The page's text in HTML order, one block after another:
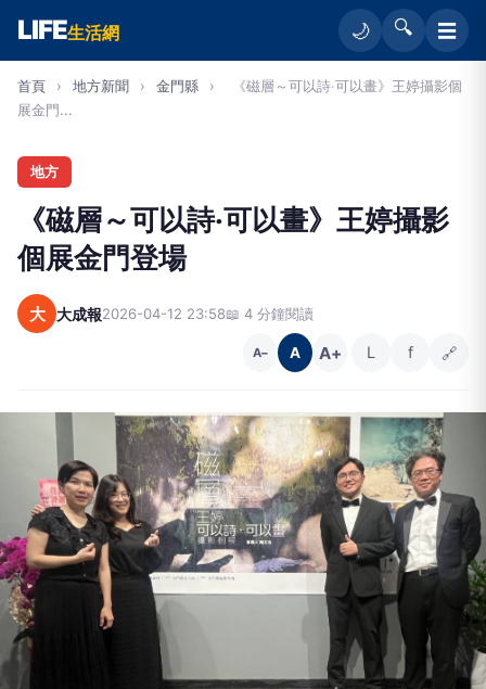
LIFE生活網 🌙 🔍 ☰
首頁 › 地方新聞 › 金門縣 ›
《磁層～可以詩‧可以畫》王婷攝影個
展金門...
地方
《磁層～可以詩‧可以畫》王婷攝影
個展金門登場
大 大成報2026-04-12 23:58📖 4 分鐘閱讀
A− A A+ L f 🔗